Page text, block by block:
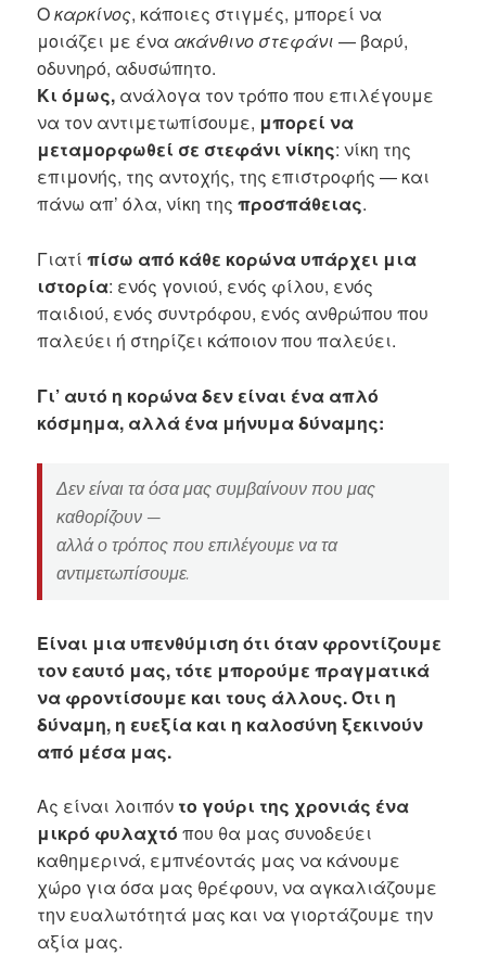
Οκαρκίνος, κάποιες στιγμές, μπορεί να
μοιάζει με ένα ακάνθινο στεφάνι — βαρύ,
οδυνηρό, αδυσώπητο.
Κι όμως, ανάλογα τον τρόπο που επιλέγουμε
να τον αντιμετωπίσουμε, μπορεί να
μεταμορφωθεί σε στεφάνι νίκης: νίκη της
επιμονής, της αντοχής, της επιστροφής — και
πάνω απ’ όλα, νίκη τηςπροσπάθειας.
Γιατίπίσω από κάθε κορώνα υπάρχει μια
ιστορία: ενός γονιού, ενός φίλου, ενός
παιδιού, ενός συντρόφου, ενός ανθρώπου που
παλεύει ή στηρίζει κάποιον που παλεύει.
Γι’ αυτό η κορώνα δεν είναι ένα απλό
κόσμημα, αλλά ένα μήνυμα δύναμης:
Δεν είναι τα όσα μας συμβαίνουν που μας
καθορίζουν —
αλλά ο τρόπος που επιλέγουμε να τα
αντιμετωπίσουμε.
Είναι μια υπενθύμιση ότι όταν φροντίζουμε
τον εαυτό μας, τότε μπορούμε πραγματικά
να φροντίσουμε και τους άλλους. Ότι η
δύναμη, η ευεξία και η καλοσύνη ξεκινούν
από μέσα μας.
Ας είναι λοιπόν το γούρι της χρονιάς ένα
μικρό φυλαχτό που θα μας συνοδεύει
καθημερινά, εμπνέοντάς μας να κάνουμε
χώρο για όσα μας θρέφουν, να αγκαλιάζουμε
την ευαλωτότητά μας και να γιορτάζουμε την
αξία μας.